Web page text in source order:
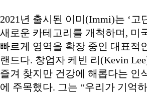
2021년 출시된 이미(Immi)는 ‘고
새로운 카테고리를 개척하며, 미
빠르게 영역을 확장 중인 대표적
랜드다. 창업자 케빈 리(Kevin
즐겨 찾지만 건강에 해롭다는 인
에 주목했다. 그는 “우리가 기억